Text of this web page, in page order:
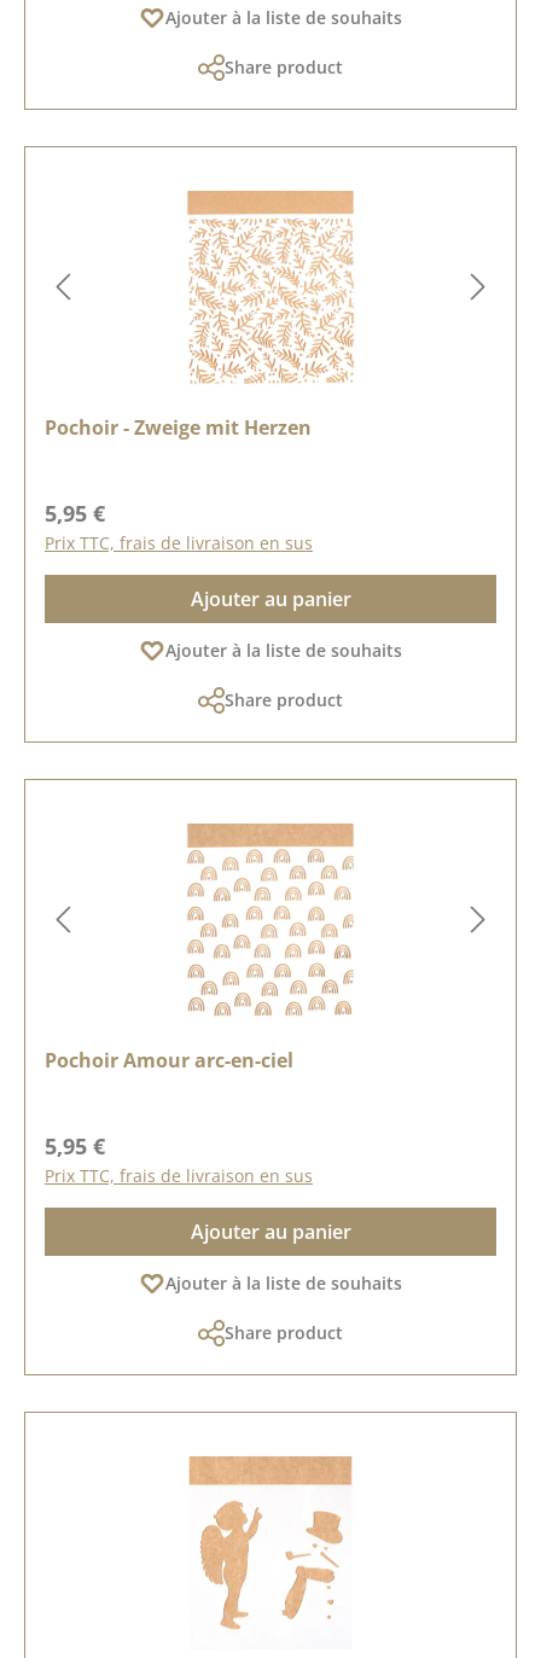
Ajouter à la liste de souhaits
Share product
Pochoir - Zweige mit Herzen
Prix régulier :
5,95 €
Prix TTC, frais de livraison en sus
Ajouter au panier
Ajouter à la liste de souhaits
Share product
Pochoir Amour arc-en-ciel
Prix régulier :
5,95 €
Prix TTC, frais de livraison en sus
Ajouter au panier
Ajouter à la liste de souhaits
Share product